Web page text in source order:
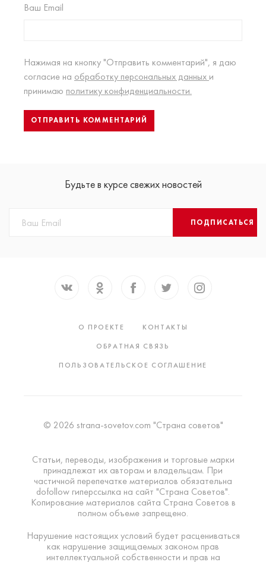
Ваш Email
Нажимая на кнопку "Отправить комментарий", я даю
согласие на обработку персональных данных и
принимаю политику конфиденциальности.
Будьте в курсе свежих новостей
ПОДПИСАТЬСЯ
О ПРОЕКТЕ
КОНТАКТЫ
ОБРАТНАЯ СВЯЗЬ
ПОЛЬЗОВАТЕЛЬСКОЕ СОГЛАШЕНИЕ
© 2026 strana-sovetov.com "Страна советов"
Статьи, переводы, изображения и торговые марки
принадлежат их авторам и владельцам. При
частичной перепечатке материалов обязательна
dofollow гиперссылка на сайт "Страна Советов".
Копирование материалов сайта Страна Советов в
полном объеме запрещено.
Нарушение настоящих условий будет расцениваться
как нарушение защищаемых законом прав
интеллектуальной собственности и прав на